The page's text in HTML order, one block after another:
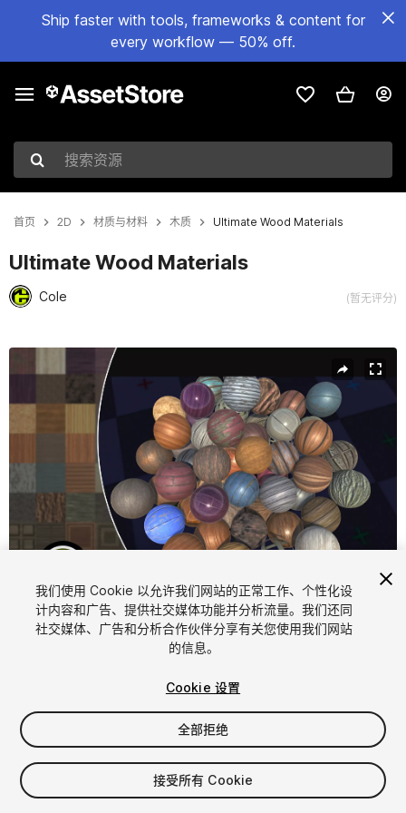
Ship faster with tools, frameworks & content for
every workflow — 50% off.
搜索资源
首页 2D 材质与材料 木质 Ultimate Wood Materials
Ultimate Wood Materials
Cole (暂无评分)
当前幻灯片：1 / 12
1/12
$14.99
增值税将在结算时计算
我们使用 Cookie 以允许我们网站的正常工作、个性化设
计内容和广告、提供社交媒体功能并分析流量。我们还同
社交媒体、广告和分析合作伙伴分享有关您使用我们网站
的信息。
Cookie 设置
全部拒绝
接受所有 Cookie